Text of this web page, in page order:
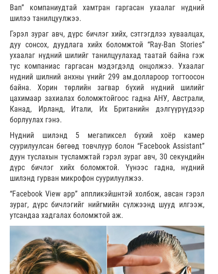
Ban” компаниудтай хамтран гаргасан ухаалаг нүдний
шилээ танилцуулжээ.
Гэрэл зураг авч, дүрс бичлэг хийх, сэтгэгдлээ хуваалцах,
дуу сонсох, дуудлага хийх боломжтой “Ray-Ban Stories”
ухаалаг нүдний шилийг танилцуулахад таатай байна гэж
тус компаниас гаргасан мэдэгдэлд онцолжээ. Ухаалаг
нүдний шилний анхны үнийг 299 ам.доллароор тогтоосон
байна. Хорин төрлийн загвар бүхий нүдний шилийг
цахимаар захиалах боломжтойгоос гадна АНУ, Австрали,
Канад, Ирланд, Итали, Их Британийн дэлгүүрүүдээр
борлуулах гэнэ.
Нүдний шилэнд 5 мегапиксел бүхий хоёр камер
суурилуулсан бөгөөд товчлуур болон “Facebook Assistant”
дуун туслахын тусламжтай гэрэл зураг авч, 30 секундийн
дүрс бичлэг хийх боломжтой. Үүнээс гадна, нүдний
шилэнд гурван микрофон суурилуулжээ.
“Facebook View app” аппликэйшнтэй холбож, авсан гэрэл
зураг, дүрс бичлэгийг нийгмийн сүлжээнд шууд илгээж,
утсандаа хадгалах боломжтой аж.